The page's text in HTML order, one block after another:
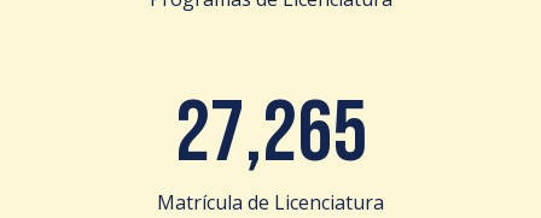
27,265
Matrícula de Licenciatura